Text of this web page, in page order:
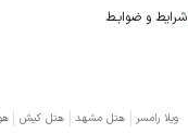
شرایط و ضوابـط
ویلا رامسر هتل مشهد هتل کیش